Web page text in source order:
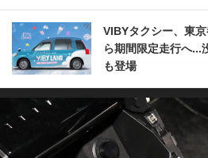
VIBYタクシー、東
ら期間限定走行へ...
も登場